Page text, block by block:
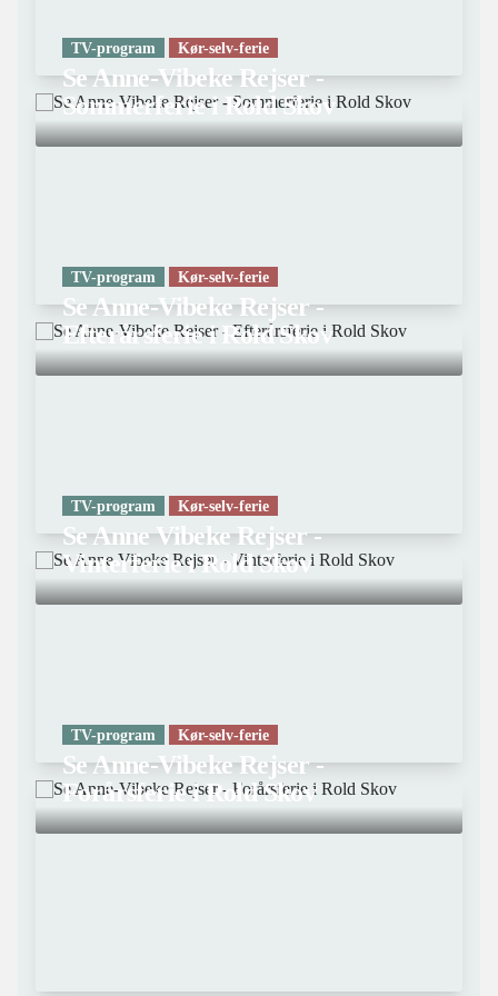
TV-program Kør-selv-ferie
Se Anne-Vibeke Rejser -
Sommerferie i Rold Skov
TV-program Kør-selv-ferie
Se Anne-Vibeke Rejser -
Efterårsferie i Rold Skov
TV-program Kør-selv-ferie
Se Anne Vibeke Rejser -
Vinterferie i Rold Skov
TV-program Kør-selv-ferie
Se Anne-Vibeke Rejser -
Forårsferie i Rold Skov